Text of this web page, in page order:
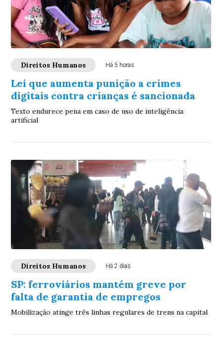
Direitos Humanos Há 5 horas
Lei que aumenta punição a crimes
digitais contra crianças é sancionada
Texto endurece pena em caso de uso de inteligência
artificial
Direitos Humanos Há 2 dias
SP: ferroviários mantém greve por
falta de garantia de empregos
Mobilização atinge três linhas regulares de trens na capital